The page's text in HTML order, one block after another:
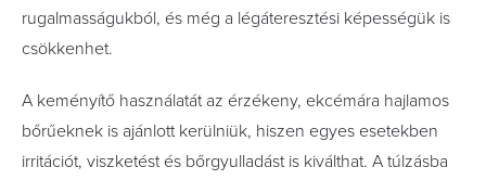
rugalmasságukból, és még a légáteresztési képességük is
csökkenhet.
A keményítő használatát az érzékeny, ekcémára hajlamos
bőrűeknek is ajánlott kerülniük, hiszen egyes esetekben
irritációt, viszketést és bőrgyulladást is kiválthat. A túlzásba